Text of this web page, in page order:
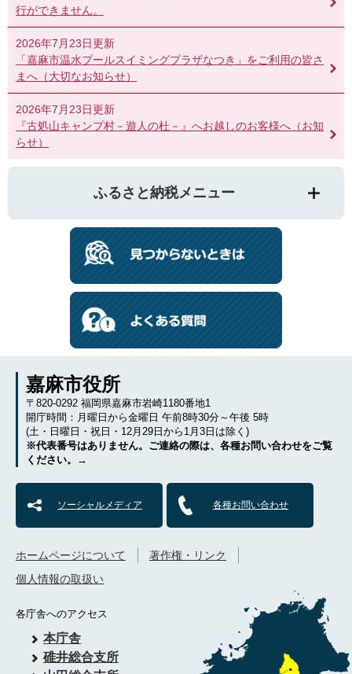
行ができません。
2026年7月23日更新
「嘉麻市温水プールスイミングプラザなつき」をご利用の皆さ
まへ（大切なお知らせ）
2026年7月23日更新
『古処山キャンプ村－遊人の杜－』へお越しのお客様へ（お知
らせ）
ふるさと納税メニュー
嘉麻市役所
〒820-0292 福岡県嘉麻市岩崎1180番地1
開庁時間：月曜日から金曜日 午前8時30分～午後 5時
(土・日曜日・祝日・12月29日から1月3日は除く)
※代表番号はありません。ご連絡の際は、各種お問い合わせをご覧
ください。→
ソーシャルメディア 各種お問い合わせ
各庁舎へのアクセス
本庁舎
碓井総合支所
ホームページについて
著作権・リンク
個人情報の取扱い